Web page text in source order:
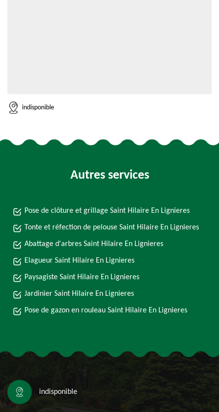
indisponible
Autres services
Pose de clôture et grillage Saint Hilaire En Lignieres
Tonte et réfection de pelouse Saint Hilaire En Lignieres
Abattage d'arbres Saint Hilaire En Lignieres
Elagueur Saint Hilaire En Lignieres
Paysagiste Saint Hilaire En Lignieres
Jardinier Saint Hilaire En Lignieres
Pose de gazon en rouleau Saint Hilaire En Lignieres
indisponible